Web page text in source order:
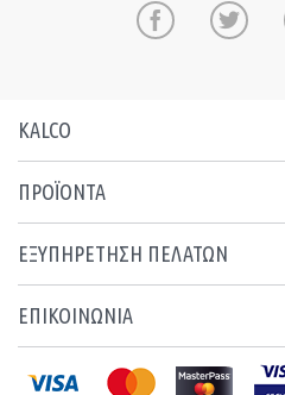
KALCO
ΠΡΟΪΟΝΤΑ
ΕΞΥΠΗΡΕΤΗΣΗ ΠΕΛΑΤΩΝ
ΕΠΙΚΟΙΝΩΝΙΑ